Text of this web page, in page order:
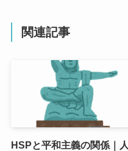
関連記事
HSPと平和主義の関係｜人